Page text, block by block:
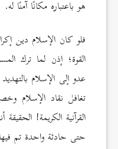
هو باعتباره مكانًا آمنًا له.
فلو كان الإسلام دين
القوة؛ إذن لما ترك
عدو إلى الإسلام
تغافل نقاد الإسلام
القرآنية الكريمة!
حتى حادثة واحدة تم